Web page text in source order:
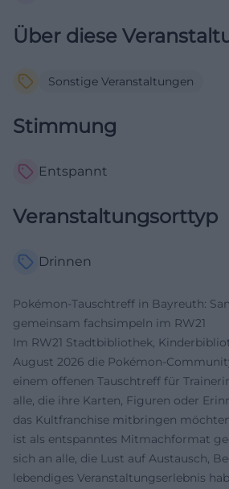
Über diese
Sonstige Veranstaltungen
Stimmung
Entspannt
Veranstaltungsorttyp
Drinnen
Pokémon-Tauschtreff in Bayreuth:
gemeinsam fachsimpeln im RW21
Im RW21 Stadtbibliothek,
August 2026 die Pokémon-
einem offenen Tauschtreff für
alle, die ihre Karten, Figuren oder
das Kultfranchise mitbringen
ist als entspanntes Mitmachformat
sich an alle, die Lust auf Austausch,
lebendiges Veranstaltungserlebnis